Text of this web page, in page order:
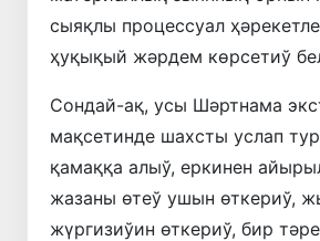
сыяқлы процессуал
ҳуқықый жәрдем көрсетиў
Сондай-ақ, усы Шәртнама
мақсетинде шахсты услап
қамаққа алыў, еркинен
жазаны өтеў ушын өткериў,
жүргизиўин өткериў, бир